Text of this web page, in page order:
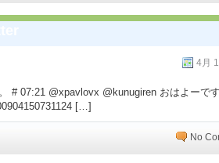
4月
# 07:21 @xpavlovx @kunugiren おはよーで
[…]
No